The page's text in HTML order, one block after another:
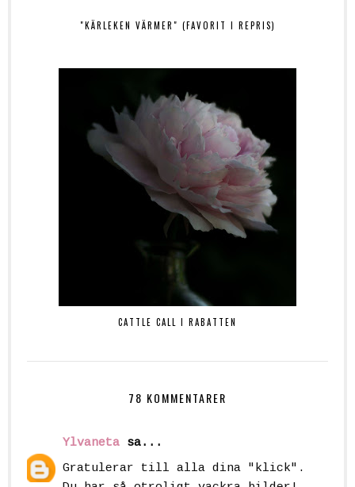
"KÄRLEKEN VÄRMER" (FAVORIT I REPRIS)
CATTLE CALL I RABATTEN
78 KOMMENTARER
Ylvaneta sa...
Gratulerar till alla dina "klick".